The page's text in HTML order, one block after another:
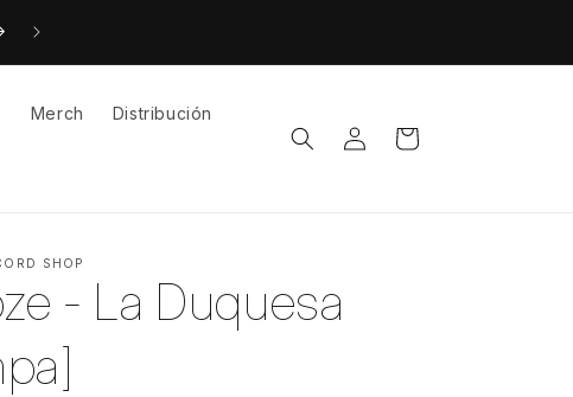
Merch Distribución
Iniciar
sesión
Carrito
SHOP
- La Duquesa